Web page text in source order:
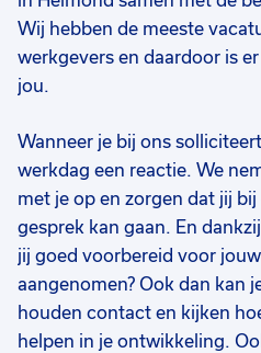
Contact
Wij hebben de meeste
werkgevers en daardoor is
jou.
Wanneer je bij ons
werkdag een reactie. We
met je op en zorgen dat jij
gesprek kan gaan. En
jij goed voorbereid voor
aangenomen? Ook dan kan
houden contact en kijken
helpen in je ontwikkeling.